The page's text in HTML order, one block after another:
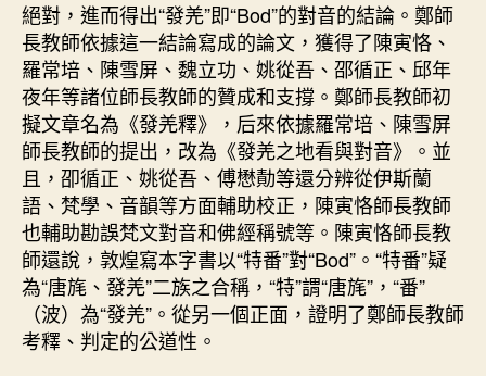
絕對，進而得出“發羌”即“Bod”的對音的結論。鄭師
長教師依據這一結論寫成的論文，獲得了陳寅恪、
羅常培、陳雪屏、魏立功、姚從吾、邵循正、邱年
夜年等諸位師長教師的贊成和支撐。鄭師長教師初
擬文章名為《發羌釋》，后來依據羅常培、陳雪屏
師長教師的提出，改為《發羌之地看與對音》。並
且，卲循正、姚從吾、傅懋勣等還分辨從伊斯蘭
語、梵學、音韻等方面輔助校正，陳寅恪師長教師
也輔助勘誤梵文對音和佛經稱號等。陳寅恪師長教
師還說，敦煌寫本字書以“特番”對“Bod”。“特番”疑
為“唐旄、發羌”二族之合稱，“特”謂“唐旄”，“番”
（波）為“發羌”。從另一個正面，證明了鄭師長教師
考釋、判定的公道性。